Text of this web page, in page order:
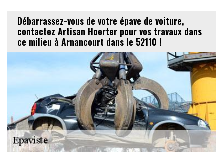
Débarrassez-vous de votre épave de voiture,
contactez Artisan Hoerter pour vos travaux dans
ce milieu à Arnancourt dans le 52110 !